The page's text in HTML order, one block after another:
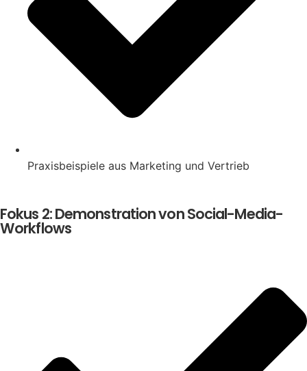
Praxisbeispiele aus Marketing und Vertrieb
Fokus 2: Demonstration von Social-Media-
Workflows